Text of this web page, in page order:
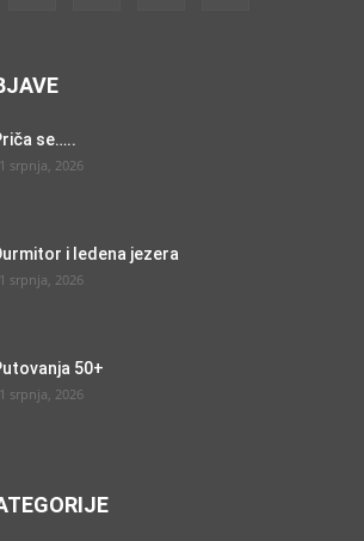
se…..
srpnja, 2026
i ledena jezera
srpnja, 2026
50+
srpnja, 2026